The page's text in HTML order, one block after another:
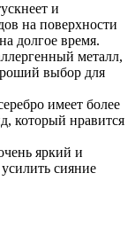
и
на поверхности
долгое время.
металл,
выбор для
имеет более
который нравится
яркий и
сияние